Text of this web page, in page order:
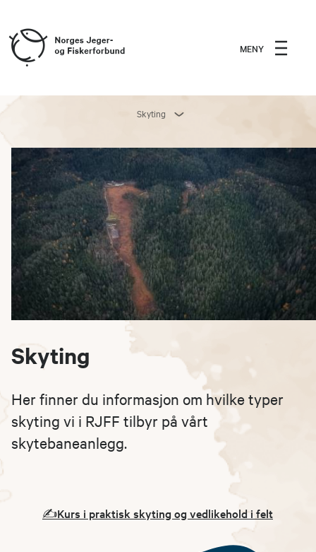
MENY
Skyting
Skyting
Her finner du informasjon om hvilke typer
skyting vi i RJFF tilbyr på vårt
skytebaneanlegg.
✍️Kurs i praktisk skyting og vedlikehold i felt